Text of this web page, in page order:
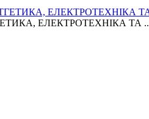
ЕЛЕКТРОТЕХНІКА ТА